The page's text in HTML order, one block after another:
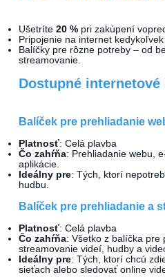
Vyhľadať zájazdy
S delegátom
Luxusné plavby
Akčné plavby
Reset filtrů
Ušetríte 20 % pri zakúpení
Pripojenie na internet
Balíčky pre rôzne potreby – od
streamovanie.
Dostupné
Balíček pre prehliadanie
Platnosť: Celá plavba
Čo zahŕňa: Prehliadanie webu,
aplikácie.
Ideálny pre: Tých, ktorí
hudbu.
Balíček pre prehliadanie a
Platnosť: Celá plavba
Čo zahŕňa: Všetko z balíčka pre
streamovanie videí, hudby a
Ideálny pre: Tých, ktorí chcú
sieťach alebo sledovať online